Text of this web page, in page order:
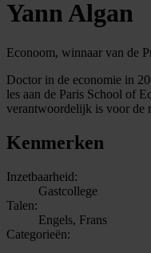
Yann Algan
Econoom, winnaar van de
Doctor in de economie in
les aan de Paris School of
verantwoordelijk is voor de
Kenmerken
Inzetbaarheid:
Gastcollege
Talen:
Engels, Frans
Categorieën: